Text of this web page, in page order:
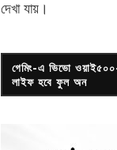
দেখা যায়।
গেমিং-এ ভিভো
লাইফ হবে ফুল অন